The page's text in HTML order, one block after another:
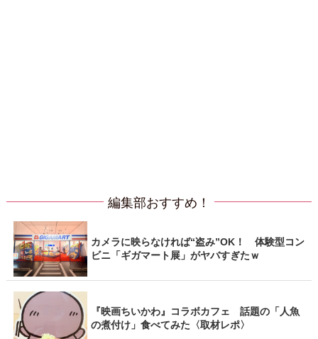
編集部おすすめ！
カメラに映らなければ“盗み”OK！ 体験型コン
ビニ「ギガマート展」がヤバすぎたｗ
『映画ちいかわ』コラボカフェ 話題の「人魚
の煮付け」食べてみた〈取材レポ〉